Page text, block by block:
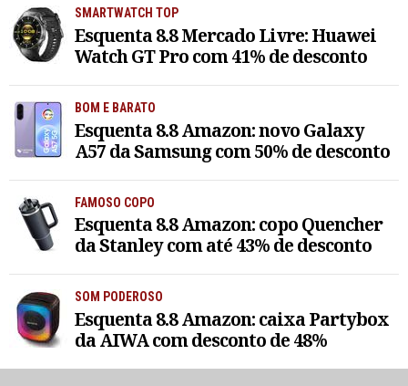
SMARTWATCH TOP
Esquenta 8.8 Mercado Livre: Huawei
Watch GT Pro com 41% de desconto
BOM E BARATO
Esquenta 8.8 Amazon: novo Galaxy
A57 da Samsung com 50% de desconto
FAMOSO COPO
Esquenta 8.8 Amazon: copo Quencher
da Stanley com até 43% de desconto
SOM PODEROSO
Esquenta 8.8 Amazon: caixa Partybox
da AIWA com desconto de 48%